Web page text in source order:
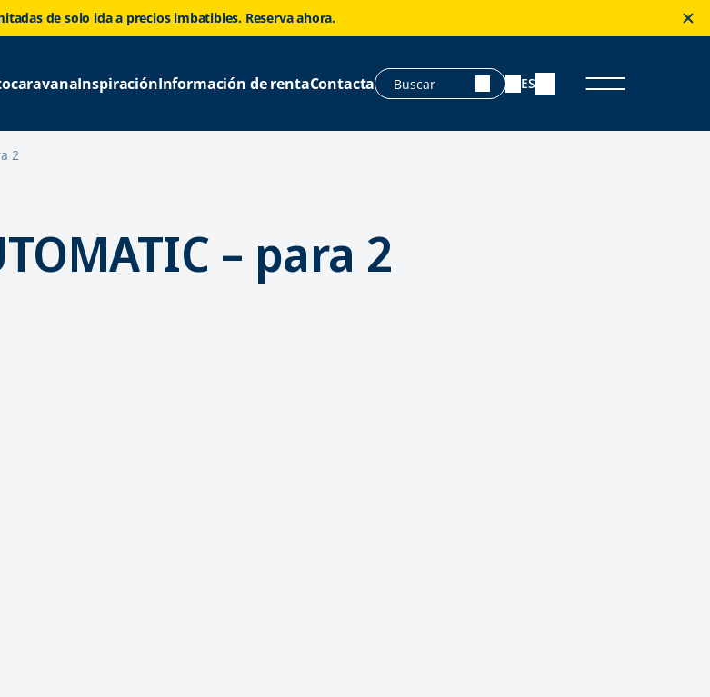
de solo ida a precios imbatibles. Reserva ahora.
InspiraciónInformación de rentaContacta ES
2
– para 2